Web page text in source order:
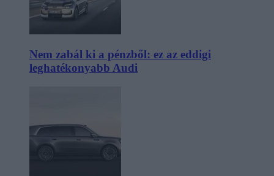
Nem zabál ki a pénzből: ez az eddigi
leghatékonyabb Audi